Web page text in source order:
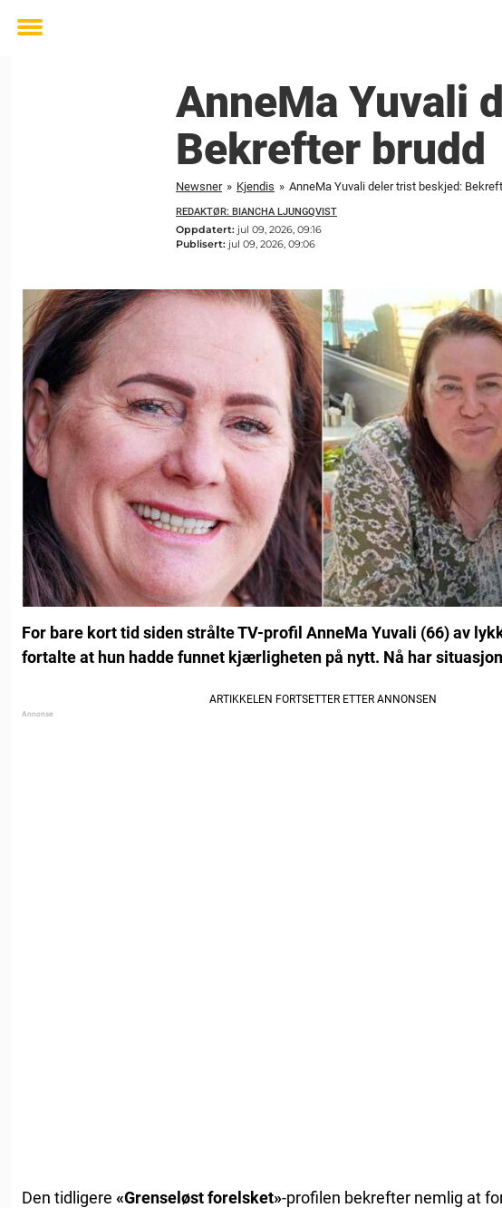
Toggle
AnneMa Yuvali
Bekrefter brudd
Newsner » Kjendis » AnneMa Yuvali deler trist beskjed:
REDAKTØR: BIANCHA LJUNGQVIST
Oppdatert: jul 09, 2026, 09:16
Publisert: jul 09, 2026, 09:06
For bare kort tid siden strålte TV-profil AnneMa Yuvali (66) av
fortalte at hun hadde funnet kjærligheten på nytt. Nå har
Den tidligere «Grenseløst forelsket»-profilen bekrefter nemlig at